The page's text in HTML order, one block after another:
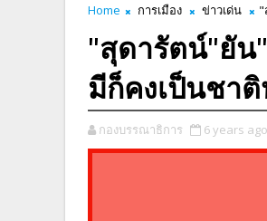
Home การเมือง ข่าวเด่น "
"สุดารัตน์"ยัน
มีก็คงเป็นชา
กองบรรณาธิการ 6 years ago